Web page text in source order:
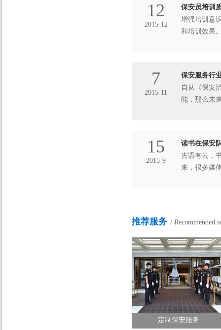
保安员培训
增强培训意
和培训效果
12
2015-12
保安服务行
自从《保安
能，那么未
7
2015-11
读书在保安
古语有云，
来，很多媒
15
2015-9
推荐服务 / Recommended
定制保安服务